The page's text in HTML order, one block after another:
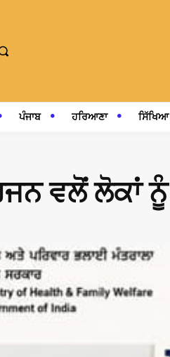
ਪੰਜਾਬ ਹਰਿਆਣਾ ਸਿੱਖਿਆ
ਵਲੋਂ ਲੋਕਾਂ ਨੂੰ